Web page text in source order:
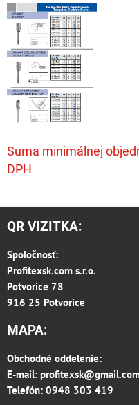
Suma minimálnej
DPH
QR VIZITKA:
Spoločnosť:
Profitexsk.com s.r.o.
Potvorice 78
916 25 Potvorice
MAPA:
Obchodné oddelenie:
E-mail:
Telefón: 0948 303 419